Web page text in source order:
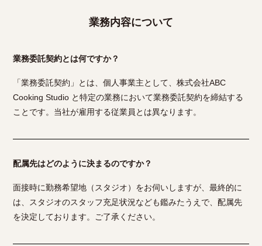
業務内容について
業務委託契約とは何ですか？
「業務委託契約」とは、個人事業主として、株式会社ABC
Cooking Studio と特定の業務において業務委託契約を締結する
ことです。当社が雇用する従業員とは異なります。
配属先はどのように決まるのですか？
面接時に勤務希望地（スタジオ）をお伺いしますが、最終的に
は、スタジオのスタッフ充足状況なども鑑みたうえで、配属先
を決定しております。ご了承ください。